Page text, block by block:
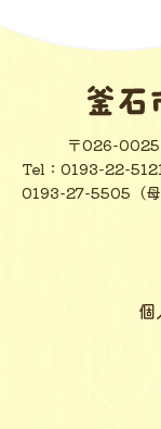
〒026-0025
Tel： 0193-22-5121
0193-27-5505（母
個